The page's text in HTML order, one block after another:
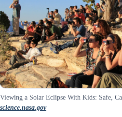
Viewing a Solar Eclipse With Kids: Safe,
science.nasa.gov